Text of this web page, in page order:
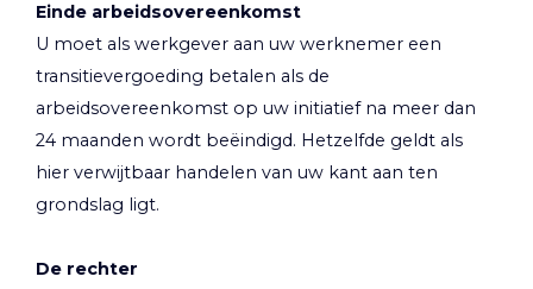
Einde arbeidsovereenkomst
U moet als werkgever aan uw werknemer een
transitievergoeding betalen als de
arbeidsovereenkomst op uw initiatief na meer dan
24 maanden wordt beëindigd. Hetzelfde geldt als
hier verwijtbaar handelen van uw kant aan ten
grondslag ligt.
De rechter